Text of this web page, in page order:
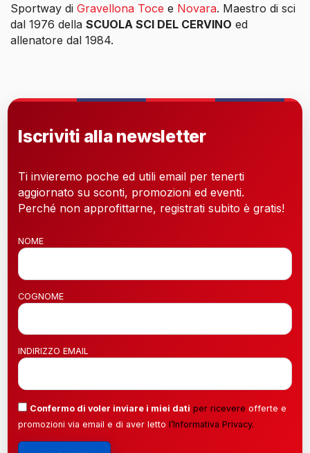
Sportway di Gravellona Toce e Novara. Maestro di sci
dal 1976 della SCUOLA SCI DEL CERVINO ed
allenatore dal 1984.
Iscriviti alla newsletter
Ti invieremo poche ed utili email per tenerti
aggiornato su sconti, promozioni ed eventi.
Perché non approfittarne, registrati subito è gratis!
NOME
COGNOME
INDIRIZZO EMAIL
Confermo di voler inviare i miei dati per ricevere offerte e
promozioni via email e di aver letto l’Informativa Privacy.